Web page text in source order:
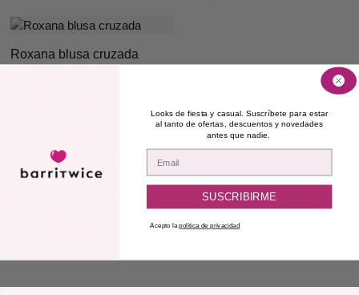
Roxana blusa cruzada
Looks de fiesta y casual. Suscríbete para estar
al tanto de ofertas, descuentos y novedades
antes que nadie.
Email
SUSCRIBIRME
Acepto lapolítica de privacidad